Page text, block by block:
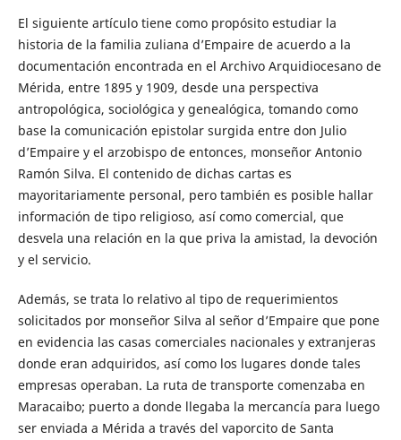
El siguiente artículo tiene como propósito estudiar la
historia de la familia zuliana d’Empaire de acuerdo a la
documentación encontrada en el Archivo Arquidiocesano de
Mérida, entre 1895 y 1909, desde una perspectiva
antropológica, sociológica y genealógica, tomando como
base la comunicación epistolar surgida entre don Julio
d’Empaire y el arzobispo de entonces, monseñor Antonio
Ramón Silva. El contenido de dichas cartas es
mayoritariamente personal, pero también es posible hallar
información de tipo religioso, así como comercial, que
desvela una relación en la que priva la amistad, la devoción
y el servicio.
Además, se trata lo relativo al tipo de requerimientos
solicitados por monseñor Silva al señor d’Empaire que pone
en evidencia las casas comerciales nacionales y extranjeras
donde eran adquiridos, así como los lugares donde tales
empresas operaban. La ruta de transporte comenzaba en
Maracaibo; puerto a donde llegaba la mercancía para luego
ser enviada a Mérida a través del vaporcito de Santa